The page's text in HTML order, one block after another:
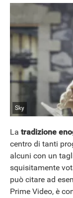
NEWS
Sky
La tradizione
centro di tanti
alcuni con un
squisitamente
può citare ad
Prime Video, è